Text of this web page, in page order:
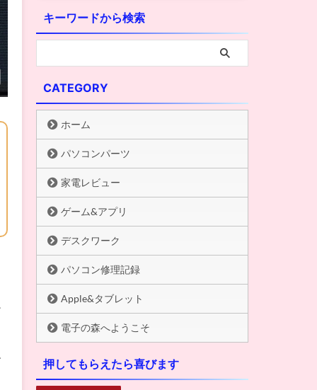
キーワードから検索
CATEGORY
ホーム
パソコンパーツ
家電レビュー
ゲーム&アプリ
デスクワーク
パソコン修理記録
Apple&タブレット
電子の森へようこそ
押してもらえたら喜びます